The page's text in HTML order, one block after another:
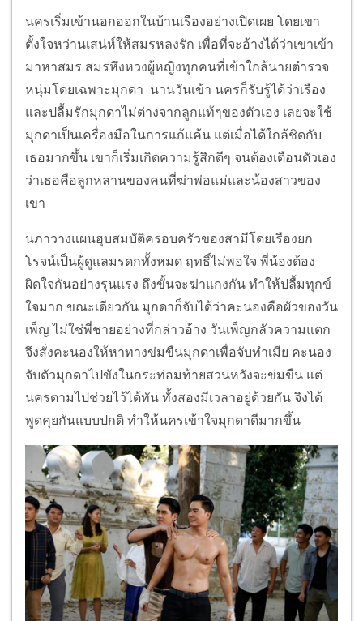
นครเริ่มเข้านอกออกในบ้านเรืองอย่างเปิดเผย โดยเขา
ตั้งใจหว่านเสน่ห์ให้สมรหลงรัก เพื่อที่จะอ้างได้ว่าเขาเข้า
มาหาสมร สมรหึงหวงผู้หญิงทุกคนที่เข้าใกล้นายตำรวจ
หนุ่มโดยเฉพาะมุกดา นานวันเข้า นครก็รับรู้ได้ว่าเรือง
และปลื้มรักมุกดาไม่ต่างจากลูกแท้ๆของตัวเอง เลยจะใช้
มุกดาเป็นเครื่องมือในการแก้แค้น แต่เมื่อได้ใกล้ชิดกับ
เธอมากขึ้น เขาก็เริ่มเกิดความรู้สึกดีๆ จนต้องเตือนตัวเอง
ว่าเธอคือลูกหลานของคนที่ฆ่าพ่อแม่และน้องสาวของ
เขา
นภาวางแผนฮุบสมบัติครอบครัวของสามีโดยเรืองยก
โรจน์เป็นผู้ดูแลมรดกทั้งหมด ฤทธิ์ไม่พอใจ พี่น้องต้อง
ผิดใจกันอย่างรุนแรง ถึงขั้นจะฆ่าแกงกัน ทำให้ปลื้มทุกข์
ใจมาก ขณะเดียวกัน มุกดาก็จับได้ว่าคะนองคือผัวของวัน
เพ็ญ ไม่ใช่พี่ชายอย่างที่กล่าวอ้าง วันเพ็ญกลัวความแตก
จึงสั่งคะนองให้หาทางข่มขืนมุกดาเพื่อจับทำเมีย คะนอง
จับตัวมุกดาไปขังในกระท่อมท้ายสวนหวังจะข่มขืน แต่
นครตามไปช่วยไว้ได้ทัน ทั้งสองมีเวลาอยู่ด้วยกัน จึงได้
พูดคุยกันแบบปกติ ทำให้นครเข้าใจมุกดาดีมากขึ้น